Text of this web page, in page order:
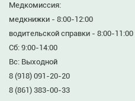
Медкомиссия:
медкнижки - 8:00-12:00
водительской справки - 8:00-11:00
Сб: 9:00-14:00
Вс: Выходной
8 (918) 091-20-20
8 (861) 383-00-33